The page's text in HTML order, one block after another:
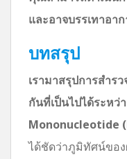
และอาจบรรเทาอา
บทสรุป
เรามาสรุปการสำร
กันที่เป็นไปได้ระห
Mononucleotide
ได้ชัดว่าภูมิทัศน์ขอ